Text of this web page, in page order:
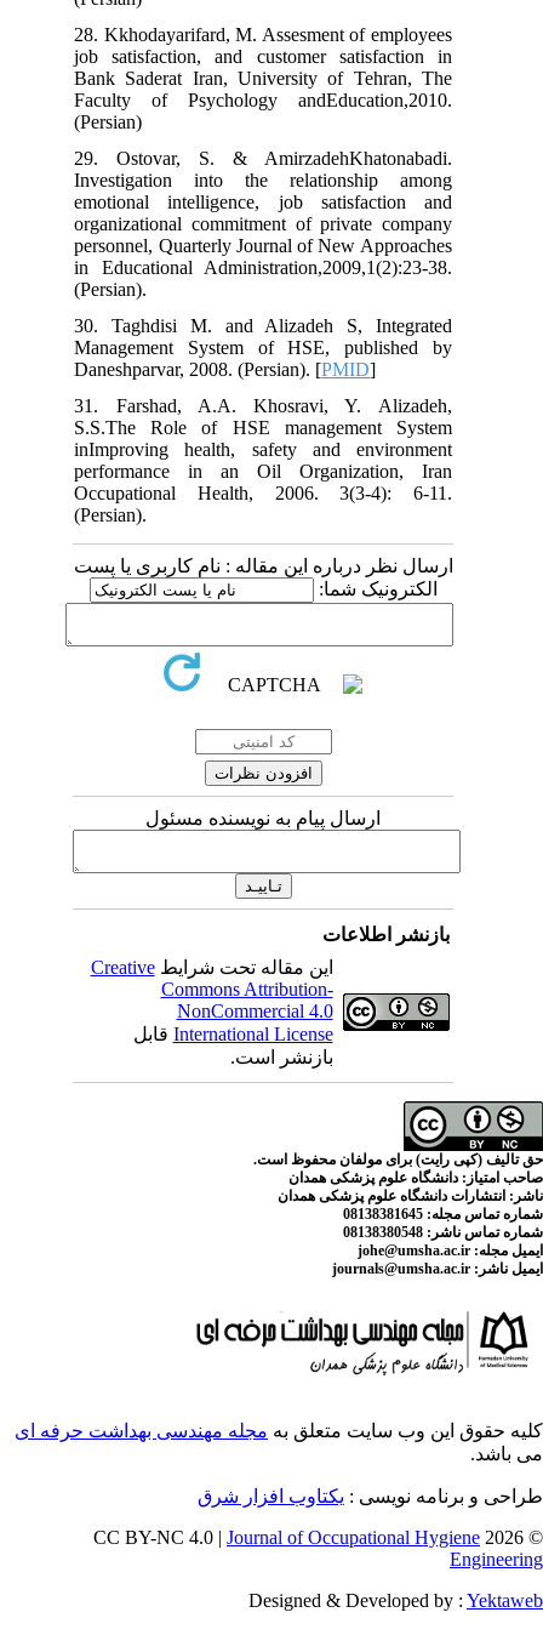
28. Kkhodayarifard, M. Assesment of
job satisfaction, and customer
Bank Saderat Iran, University of
Faculty of Psychology
29. Ostovar, S. &
Investigation into the
emotional intelligence, job
organizational commitment of private
personnel, Quarterly Journal of New
in Educational
30. Taghdisi M. and Alizadeh S,
Management System of HSE,
Daneshparvar, 2008. (Persian). [
31. Farshad, A.A. Khosravi, Y.
S.S.The Role of HSE management
inImproving health, safety and
performance in an Oil
Occupational Health, 2006. 3(3-
درباره این مقاله : نام کاربری یا پست
ارسال پیام به نویسنده مسئول
این مقاله تحت شرایطCreative
Commons Attribution-
NonCommercial 4.0
International Licenseقابل
مولفان محفوظ است.
پزشکی همدان
پزشکی همدان
متعلق به مجله مهندسی بهداشت حرفه ای
:یکتاوب افزار شرق
Journal of
Designed &